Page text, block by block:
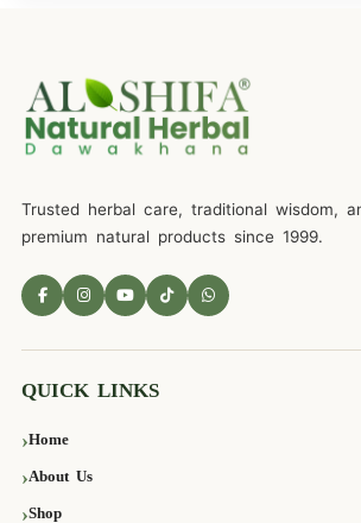
Trusted herbal care, traditional wisdom,
premium natural products since 1999.
QUICK LINKS
Home
About Us
Shop